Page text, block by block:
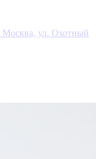
Москва, ул. Охотный